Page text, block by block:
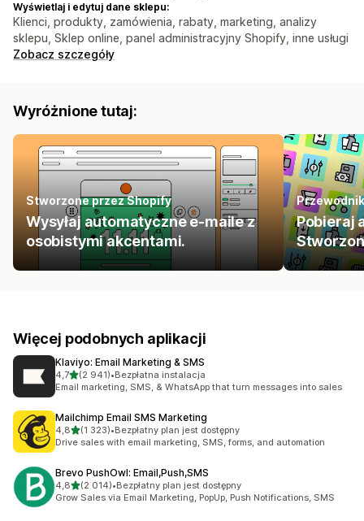
Wyświetlaj i edytuj dane sklepu:
Klienci, produkty, zamówienia, rabaty, marketing, analizy
sklepu, Sklep online, panel administracyjny Shopify, inne usługi
Zobacz szczegóły
Wyróżnione tutaj:
Stworzone przez Shopify
Wysyłaj automatyczne e-maile z
osobistymi akcentami.
Przewodnik
Pobieraj
Więcej podobnych aplikacji
Klaviyo: Email Marketing & SMS
4,7na 5 gwiazdek
(2 941)
Łączna liczba recenzji: 2941
•Bezpłatna instalacja
Email marketing, SMS, & WhatsApp that turn messages into sales
Mailchimp Email SMS Marketing
4,8na 5 gwiazdek
(1 323)
Łączna liczba recenzji: 1323
•Bezpłatny plan jest dostępny
Drive sales with email marketing, SMS, forms, and automation
Brevo PushOwl: Email,Push,SMS
4,8na 5 gwiazdek
(2 014)
Łączna liczba recenzji: 2014
•Bezpłatny plan jest dostępny
Grow Sales via Email Marketing, PopUp, Push Notifications, SMS